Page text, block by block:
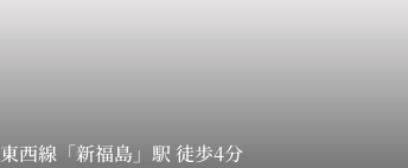
東西線「新福島」駅 徒歩4分